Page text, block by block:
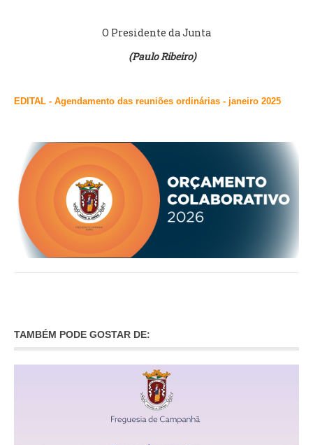
O Presidente da Junta
(Paulo Ribeiro)
EDITAL - Agendamento das reuniões ordinárias - janeiro 2025
TAMBÉM PODE GOSTAR DE: